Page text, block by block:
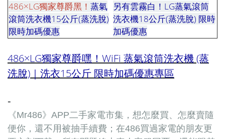
486×LG獨家尊爵黑！ 蒸氣
滾筒洗衣機15公斤(蒸洗脫)
限時加碼優惠
另有雲霧白！LG蒸氣滾筒
洗衣機18公斤(蒸洗脫) 限時
加碼優惠
486×LG獨家尊爵嘿！WiFi 蒸氣滾筒洗衣機 (蒸
洗脫)｜洗衣15公斤 限時加碼優惠專區
-
《Mr486》APP二手家電市集，想怎麼買、怎麼賣隨
便你，還不用被抽手續費；在486買過家電的朋友更